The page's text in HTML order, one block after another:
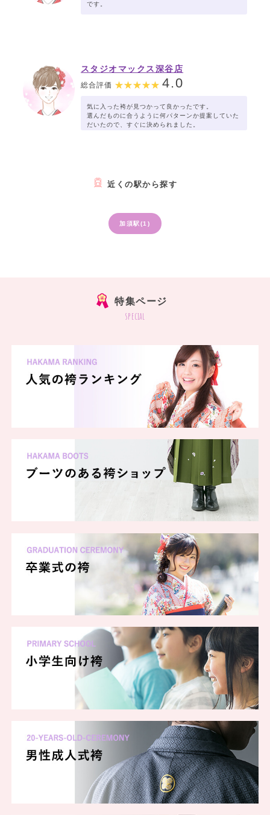
です。
スタジオマックス深谷店
総合評価 4.0
気に入った袴が見つかって良かったです。
選んだものに合うように何パターンか提案していた
だいたので、すぐに決められました。
近くの駅から探す
加須駅(1)
特集ページ
special